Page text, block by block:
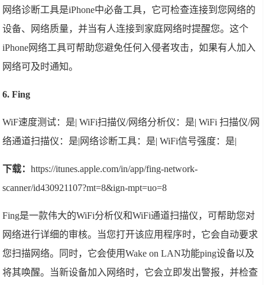
网络诊断工具是iPhone中必备工具，它可检查连接到您网络的
设备、网络质量，并当有人连接到家庭网络时提醒您。这个
iPhone网络工具可帮助您避免任何入侵者攻击，如果有人加入
网络可及时通知。
6. Fing
WiF速度测试：是| WiFi扫描仪/网络分析仪：是| WiFi 扫描仪/网
络通道扫描仪：是|网络诊断工具：是| WiFi信号强度：是|
下载：https://itunes.apple.com/in/app/fing-network-
scanner/id430921107?mt=8&ign-mpt=uo=8
Fing是一款伟大的WiFi分析仪和WiFi通道扫描仪，可帮助您对
网络进行详细的审核。当您打开该应用程序时，它会自动要求
您扫描网络。同时，它会使用Wake on LAN功能ping设备以及
将其唤醒。当新设备加入网络时，它会立即发出警报，并检查